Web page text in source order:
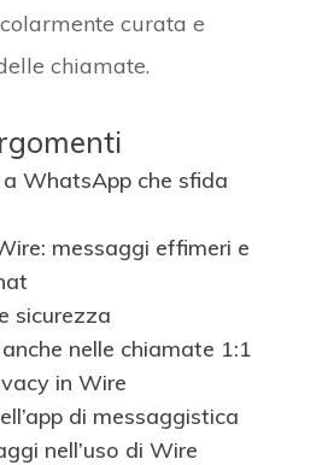
curata e
chiamate.
WhatsApp che sfida
messaggi effimeri e
sicurezza
nelle chiamate 1:1
in Wire
di messaggistica
nell’uso di Wire